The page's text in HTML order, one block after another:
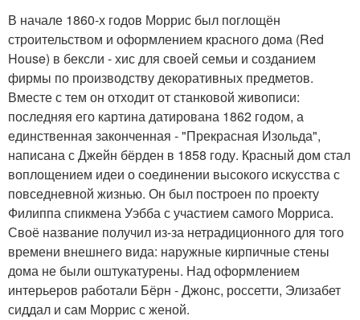
В начале 1860-х годов Моррис был поглощён
строительством и оформлением красного дома (Red
House) в бексли - хис для своей семьи и созданием
фирмы по производству декоративных предметов.
Вместе с тем он отходит от станковой живописи:
последняя его картина датирована 1862 годом, а
единственная законченная - "Прекрасная Изольда",
написана с Джейн бёрден в 1858 году. Красный дом стал
воплощением идеи о соединении высокого искусства с
повседневной жизнью. Он был построен по проекту
Филиппа спикмена Уэбба с участием самого Морриса.
Своё название получил из-за нетрадиционного для того
времени внешнего вида: наружные кирпичные стены
дома не были оштукатурены. Над оформлением
интерьеров работали Бёрн - Джонс, россетти, Элизабет
сиддал и сам Моррис с женой.